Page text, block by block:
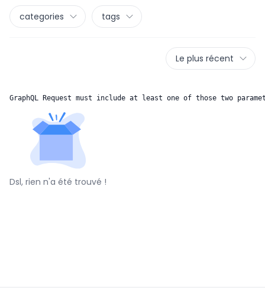
categories tags
Le plus récent
GraphQL Request must include at least one of those two
Dsl, rien n'a été trouvé !